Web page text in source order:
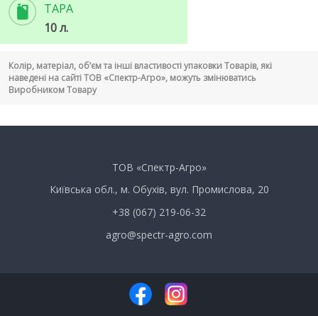
ТАРА
10 л.
Колір, матеріал, об’єм та інші властивості упаковки Товарів, які
наведені на сайті ТОВ «Спектр-Агро», можуть змінюватись
Виробником Товару
ТОВ «Спектр-Агро»
Київська обл., м. Обухів, вул. Промислова, 20
+38 (067) 219-06-32
agro@spectr-agro.com